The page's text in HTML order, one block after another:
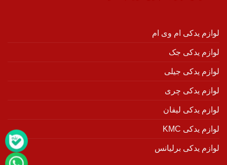
لوازم یدکی ام وی ام
لوازم یدکی جک
لوازم یدکی جیلی
لوازم یدکی چری
لوازم یدکی لیفان
لوازم یدکی KMC
لوازم یدکی برلیانس